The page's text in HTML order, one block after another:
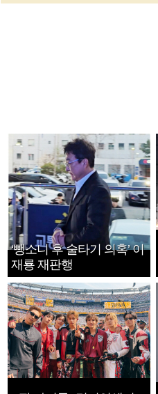
‘뺑소니 후 술타기 의혹’ 이
재룡 재판행